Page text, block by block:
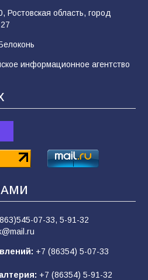
в ходе
вручили награды
Всероссийского
Ростовская область, город
информационное агентство
07-33, 5-91-32
+7 (86354) 5-07-33
+7 (86354) 5-91-32